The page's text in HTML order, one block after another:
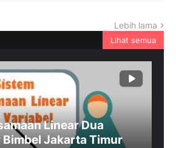
Lebih lama
Lihat semua
Linear Dua
Bimbel Jakarta Timur